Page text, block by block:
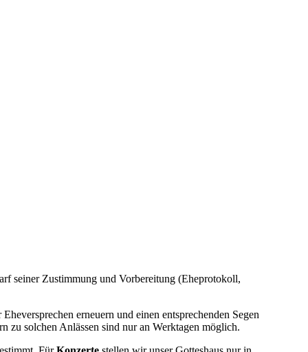
seiner Zustimmung und Vorbereitung (Eheprotokoll,
erneuern und einen entsprechenden Segen
zu solchen Anlässen sind nur an Werktagen möglich.